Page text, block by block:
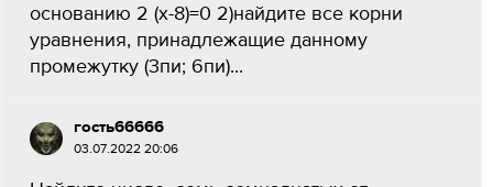
основанию 2 (x-8)=0 2)найдите все корни
уравнения, принадлежащие данному
промежутку (3пи; 6пи)...
гость66666
03.07.2022 20:06